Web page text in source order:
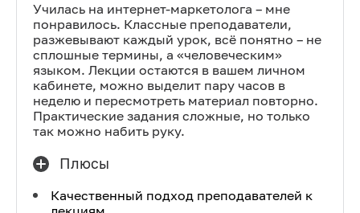
Училась на интернет-маркетолога – мне
понравилось. Классные преподаватели,
разжевывают каждый урок, всё понятно – не
сплошные термины, а «человеческим»
языком. Лекции остаются в вашем личном
кабинете, можно выделит пару часов в
неделю и пересмотреть материал повторно.
Практические задания сложные, но только
так можно набить руку.
Плюсы
Качественный подход преподавателей к